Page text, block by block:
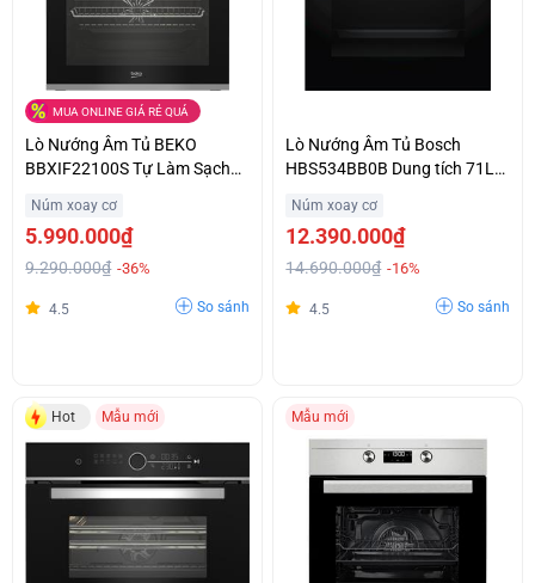
MUA ONLINE GIÁ RẺ QUÁ
Lò Nướng Âm Tủ BEKO
BBXIF22100S Tự Làm Sạch
Núm xoay cơ
5.990.000₫
9.290.000₫ -36%
4.5 So sánh
Lò Nướng Âm Tủ Bosch
HBS534BB0B Dung tích 71L
Núm xoay cơ
12.390.000₫
14.690.000₫ -16%
4.5 So sánh
Hot Mẫu mới Mẫu mới